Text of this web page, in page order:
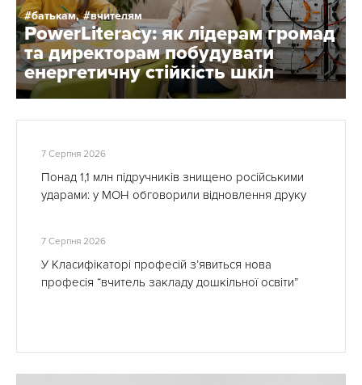
батькам, вчителям
PowerLiteracy: як лідерам громад
та директорам побудувати
енергетичну стійкість шкіл
7 Серпня 2026
Понад 1,1 млн підручників знищено російськими
ударами: у МОН обговорили відновлення друку
7 Серпня 2026
У Класифікаторі професій з’явиться нова
професія “вчитель закладу дошкільної освіти”